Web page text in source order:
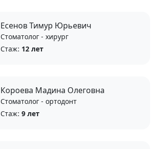
Есенов Тимур Юрьевич
Стоматолог - хирург
Стаж: 12 лет
Короева Мадина Олеговна
Стоматолог - ортодонт
Стаж: 9 лет